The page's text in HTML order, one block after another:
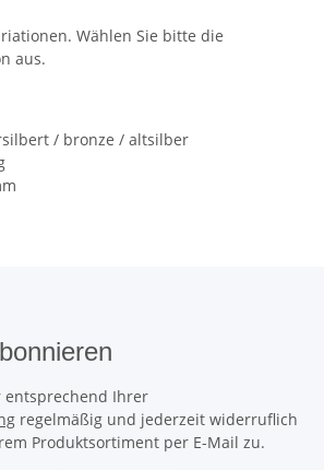
Wählen Sie bitte die
aus.
/ bronze / altsilber
entsprechend Ihrer
regelmäßig und jederzeit widerruflich
Produktsortiment per E-Mail zu.